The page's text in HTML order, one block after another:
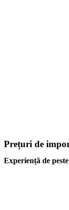
Prețuri de
Experiență de